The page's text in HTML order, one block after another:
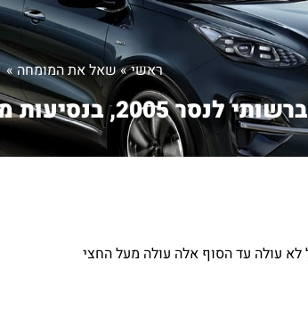
ראשי»שאל את המומחה»
ברשותי לנסר 2005, בנסיעות מחוץ לעיר ה...